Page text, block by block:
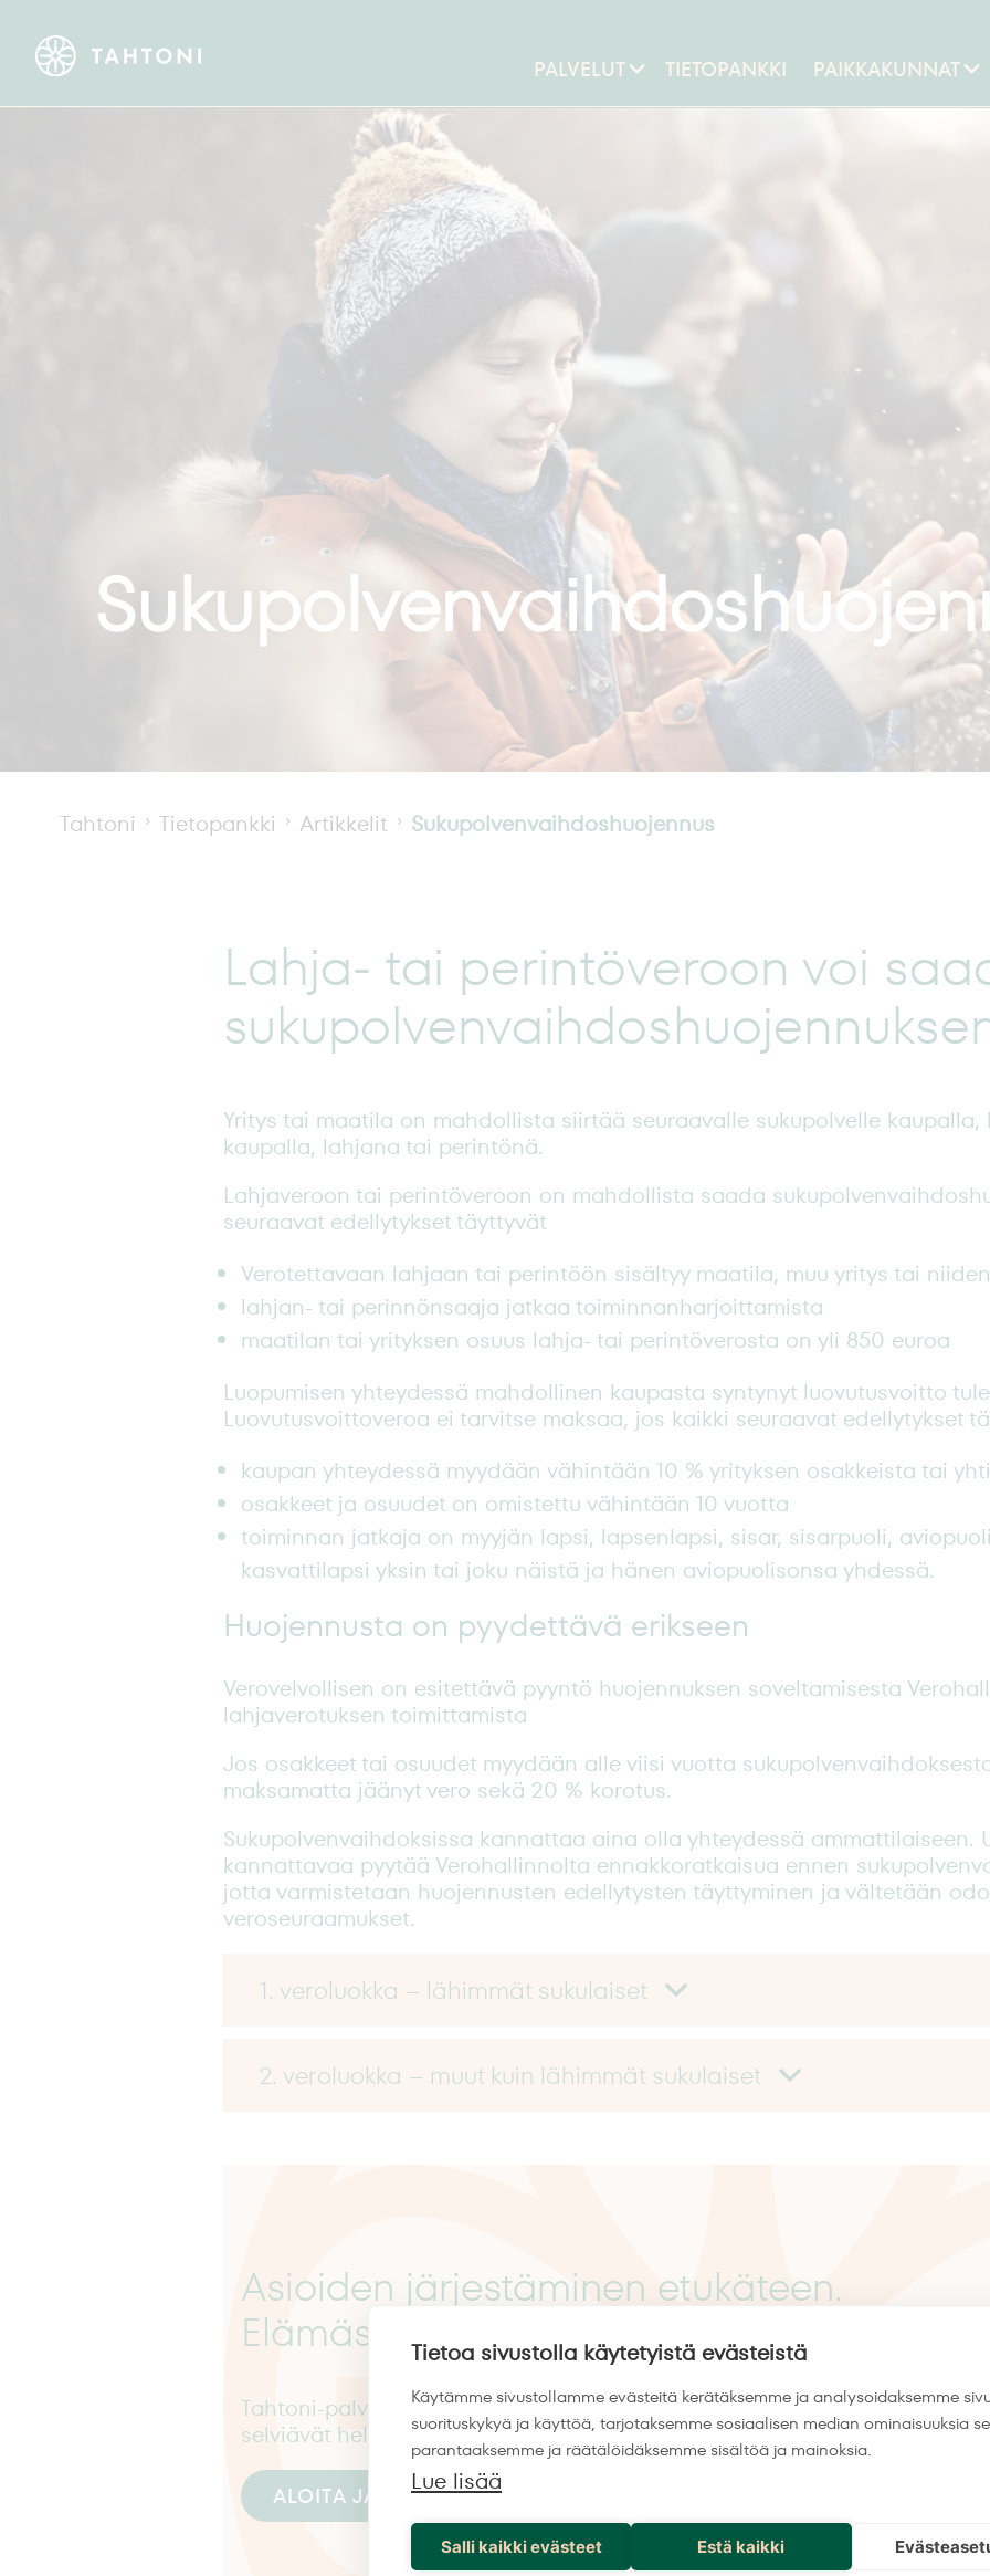
Tietoa sivustolla käytetyistä evästeistä
Käytämme sivustollamme evästeitä kerätäksemme ja analysoidaksemme
suorituskykyä ja käyttöä, tarjotaksemme sosiaalisen median ominaisuuksia
parantaaksemme ja räätälöidäksemme sisältöä ja mainoksia.
Lue lisää
Salli kaikki evästeet Estä kaikki
PALVELUT TIETOPANKKI PAIKKAKUNNAT
Tahtoni Tietopankki Artikkelit Sukupolvenvaihdoshuojennus
Lahja- tai perintöveroon voi
Yritys tai maatila on mahdollista siirtää seuraavalle sukupolvelle
kaupalla, lahjana tai perintönä.
Lahjaveroon tai perintöveroon on mahdollista saada
seuraavat edellytykset täyttyvät
Verotettavaan lahjaan tai perintöön sisältyy maatila, muu yritys tai
lahjan- tai perinnönsaaja jatkaa toiminnanharjoittamista
maatilan tai yrityksen osuus lahja- tai perintöverosta on yli 850 euroa
Luopumisen yhteydessä mahdollinen kaupasta syntynyt luovutusvoitto
Luovutusvoittoveroa ei tarvitse maksaa, jos kaikki seuraavat edellytykset
kaupan yhteydessä myydään vähintään 10 % yrityksen osakkeista tai
osakkeet ja osuudet on omistettu vähintään 10 vuotta
toiminnan jatkaja on myyjän lapsi, lapsenlapsi, sisar, sisarpuoli,
kasvattilapsi yksin tai joku näistä ja hänen aviopuolisonsa yhdessä.
Huojennusta on pyydettävä erikseen
Verovelvollisen on esitettävä pyyntö huojennuksen soveltamisesta
lahjaverotuksen toimittamista
Jos osakkeet tai osuudet myydään alle viisi vuotta
maksamatta jäänyt vero sekä 20 % korotus.
Sukupolvenvaihdoksissa kannattaa aina olla yhteydessä ammattilaiseen.
kannattavaa pyytää Verohallinnolta ennakkoratkaisua ennen
jotta varmistetaan huojennusten edellytysten täyttyminen ja vältetään
veroseuraamukset.
1. veroluokka – lähimmät sukulaiset
2. veroluokka – muut kuin lähimmät sukulaiset
Asioiden järjestäminen etukäteen.
Elämäsi fiksuin päätös.
Tahtoni-palvelun avulla varmistat, että kaikki tärkeät asiakirjasi ovat
selviävät helpommalla.
ALOITA JÄRJESTELY »